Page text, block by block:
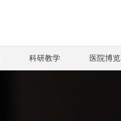
科研教学 医院博览